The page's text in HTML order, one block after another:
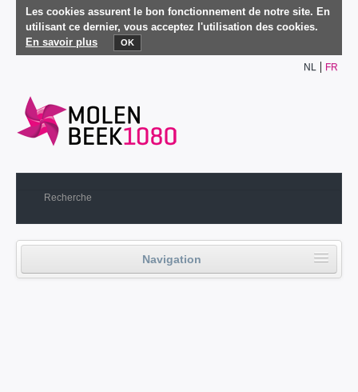
Les cookies assurent le bon fonctionnement de notre site. En
utilisant ce dernier, vous acceptez l'utilisation des cookies.
En savoir plus
OK
NL FR
Navigation